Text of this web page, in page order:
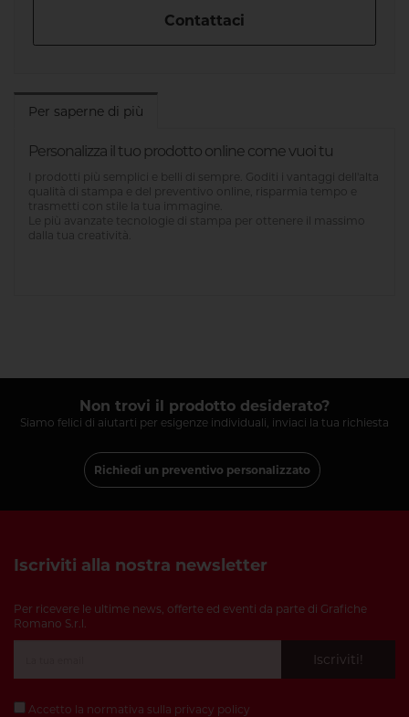
Contattaci
Per saperne di più
Personalizza il tuo prodotto online come vuoi tu
I prodotti più semplici e belli di sempre. Goditi i vantaggi dell'alta
qualità di stampa e del preventivo online, risparmia tempo e
trasmetti con stile la tua immagine.
Le più avanzate tecnologie di stampa per ottenere il massimo
dalla tua creatività.
Non trovi il prodotto desiderato?
Siamo felici di aiutarti per esigenze individuali, inviaci la tua richiesta
Richiedi un preventivo personalizzato
Iscriviti alla nostra newsletter
Per ricevere le ultime news, offerte ed eventi da parte di Grafiche
Romano S.r.l.
Iscriviti!
Accetto la normativa sulla privacy policy